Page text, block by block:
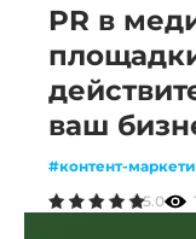
PR в
ваш
#контент-
5.0